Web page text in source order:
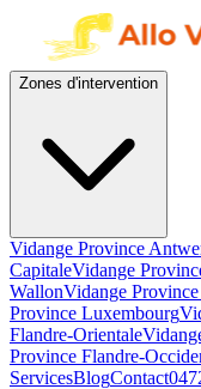
Zones d'intervention
Vidange Province
CapitaleVidange
WallonVidange
Province Luxembourg
Flandre-Orientale
Province Flandre-
ServicesBlogContact